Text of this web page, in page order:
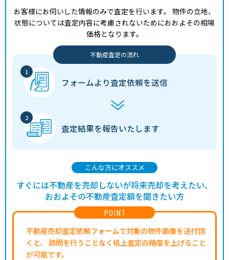
お客様にお伺いした情報のみで査定を行います。 物件の立地、
状態については査定内容に考慮されないためにおおよその相場
価格となります。
不動産査定の流れ
フォームより査定依頼を送信
査定結果を報告いたします
POINT
不動産売却査定依頼フォームで対象の物件画像を送付頂
くと、
訪問を行うことなく机上査定の精度を上げること
が可能です。
こんな方にオススメ
すぐには不動産を売却しないが将来売却を考えたい、
おおよその不動産査定額を聞きたい方